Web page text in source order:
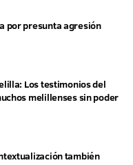
por presunta agresión
Los testimonios del
melillenses sin poder
también